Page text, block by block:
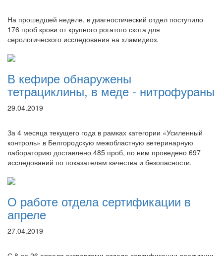
На прошедшей неделе, в диагностический отдел поступило
176 проб крови от крупного рогатого скота для
серологического исследования на хламидиоз.
В кефире обнаружены
тетрациклины, в меде - нитрофураны
29.04.2019
За 4 месяца текущего года в рамках категории «Усиленный
контроль» в Белгородскую межобластную ветеринарную
лабораторию доставлено 485 проб, по ним проведено 697
исследований по показателям качества и безопасности.
О работе отдела сертификации в
апреле
27.04.2019